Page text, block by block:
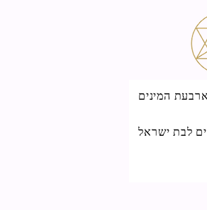
ארבעת המינים
לבת ישראל